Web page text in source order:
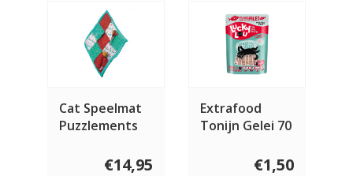
Cat Speelmat
Puzzlements
€14,95
Extrafood
Tonijn Gelei 70
€1,50